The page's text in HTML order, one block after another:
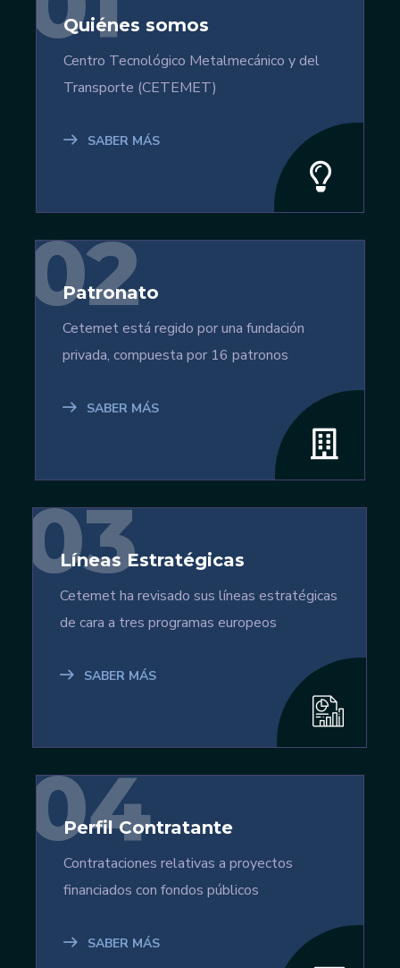
Quiénes somos
Centro Tecnológico Metalmecánico y del
Transporte (CETEMET)
SABER MÁS
02
Patronato
Cetemet está regido por una fundación
privada, compuesta por 16 patronos
SABER MÁS
03
Líneas Estratégicas
Cetemet ha revisado sus líneas estratégicas
de cara a tres programas europeos
SABER MÁS
04
Perfil Contratante
Contrataciones relativas a proyectos
financiados con fondos públicos
SABER MÁS